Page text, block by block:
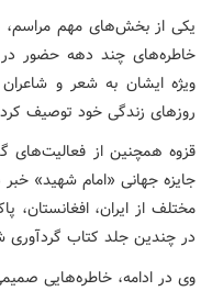
یکی از بخش‌های مهم مراسم،
خاطره‌های چند دهه حضور در
ویژه ایشان به شعر و
روزهای زندگی خود توصیف
قزوه همچنین از فعالیت‌های
جایزه جهانی «امام شهید»
مختلف از ایران،
در چندین جلد کتاب
وی در ادامه، خاطره‌هایی